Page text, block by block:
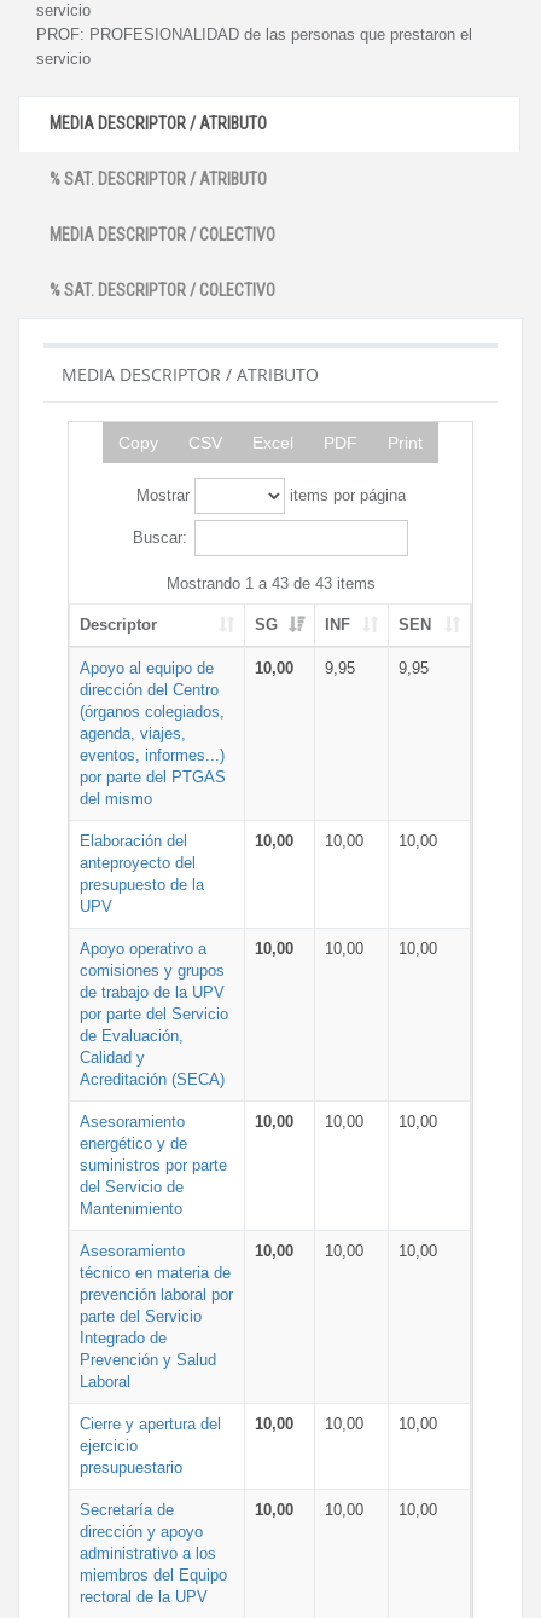
servicio
PROF: PROFESIONALIDAD de las personas que prestaron el
servicio
MEDIA DESCRIPTOR / ATRIBUTO
% SAT. DESCRIPTOR / ATRIBUTO
MEDIA DESCRIPTOR / COLECTIVO
% SAT. DESCRIPTOR / COLECTIVO
MEDIA DESCRIPTOR / ATRIBUTO
Copy CSV Excel PDF Print
Mostrar items por página
Buscar:
Mostrando 1 a 43 de 43 items
Descriptor SG INF SEN
Apoyo al equipo de
dirección del Centro
(órganos colegiados,
agenda, viajes,
eventos, informes...)
por parte del PTGAS
del mismo
10,00 9,95 9,95
Elaboración del
anteproyecto del
presupuesto de la
UPV
10,00 10,00 10,00
Apoyo operativo a
comisiones y grupos
de trabajo de la UPV
por parte del Servicio
de Evaluación,
Calidad y
Acreditación (SECA)
10,00 10,00 10,00
Asesoramiento
energético y de
suministros por parte
del Servicio de
Mantenimiento
10,00 10,00 10,00
Asesoramiento
técnico en materia de
prevención laboral por
parte del Servicio
Integrado de
Prevención y Salud
Laboral
10,00 10,00 10,00
Cierre y apertura del
ejercicio
presupuestario
10,00 10,00 10,00
Secretaría de
dirección y apoyo
administrativo a los
miembros del Equipo
rectoral de la UPV
10,00 10,00 10,00